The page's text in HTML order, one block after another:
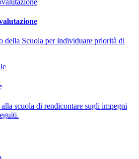
della Scuola per individuare priorità di
scuola di rendicontare sugli impegni